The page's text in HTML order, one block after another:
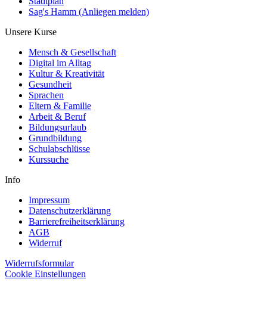
Sag's Hamm (Anliegen melden)
Unsere Kurse
Mensch & Gesellschaft
Digital im Alltag
Kultur & Kreativität
Gesundheit
Sprachen
Eltern & Familie
Arbeit & Beruf
Bildungsurlaub
Grundbildung
Schulabschlüsse
Kurssuche
Info
Impressum
Datenschutzerklärung
Barrierefreiheitserklärung
AGB
Widerruf
Widerrufsformular
Cookie Einstellungen